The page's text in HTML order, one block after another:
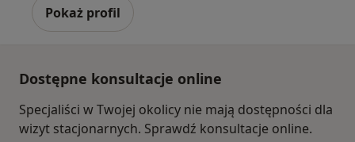
Pokaż profil
Dostępne konsultacje online
Specjaliści w Twojej okolicy nie mają dostępności dla
wizyt stacjonarnych. Sprawdź konsultacje online.